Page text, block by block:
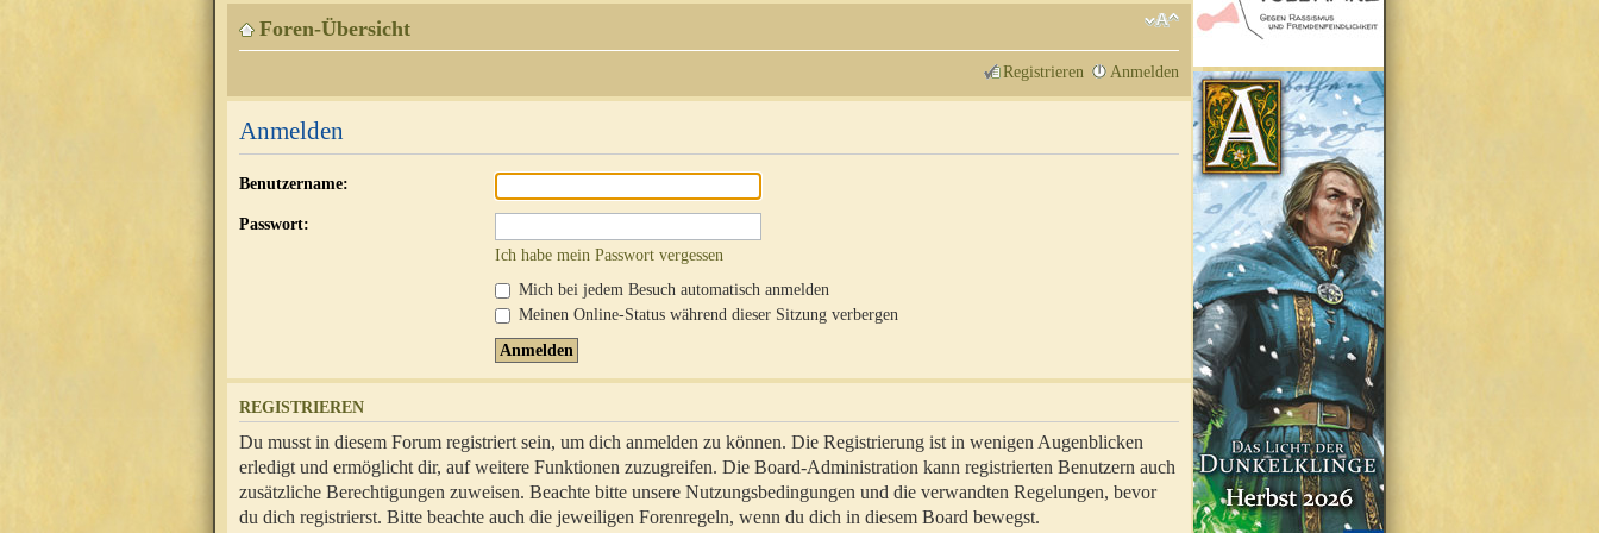
Foren-Übersicht
Registrieren Anmelden
Anmelden
Benutzername:
Passwort:
Ich habe mein Passwort vergessen
Mich bei jedem Besuch automatisch anmelden
Meinen Online-Status während dieser Sitzung verbergen
REGISTRIEREN
Du musst in diesem Forum registriert sein, um dich anmelden zu können. Die Registrierung ist in wenigen Augenblicken
erledigt und ermöglicht dir, auf weitere Funktionen zuzugreifen. Die Board-Administration kann registrierten Benutzern auch
zusätzliche Berechtigungen zuweisen. Beachte bitte unsere Nutzungsbedingungen und die verwandten Regelungen, bevor
du dich registrierst. Bitte beachte auch die jeweiligen Forenregeln, wenn du dich in diesem Board bewegst.